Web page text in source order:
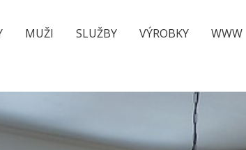
MUŽI SLUŽBY VÝROBKY WWW